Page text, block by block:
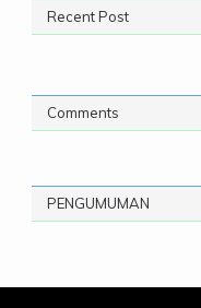
Recent Post
Comments
PENGUMUMAN